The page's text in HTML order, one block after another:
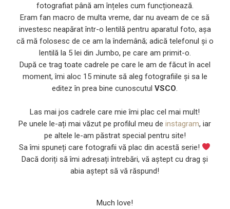
fotografiat până am înțeles cum funcționează.
Eram fan macro de multa vreme, dar nu aveam de ce să
investesc neapărat într-o lentilă pentru aparatul foto, așa
că mă folosesc de ce am la îndemână; adică telefonul și o
lentilă la 5 lei din Jumbo, pe care am primit-o.
După ce trag toate cadrele pe care le am de făcut în acel
moment, îmi aloc 15 minute să aleg fotografiile și sa le
editez în prea bine cunoscutulVSCO.
Las mai jos cadrele care mie îmi plac cel mai mult!
Pe unele le-ați mai văzut pe profilul meu de instagram, iar
pe altele le-am păstrat special pentru site!
Sa îmi spuneți care fotografii vă plac din acestă serie!
Dacă doriți să îmi adresați întrebări, vă aștept cu drag și
abia aștept să vă răspund!
Much love!